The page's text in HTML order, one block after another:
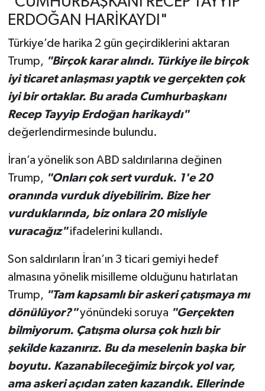
ERDOĞAN HARİKAYDI"
Türkiye’de harika 2 gün geçirdiklerini aktaran
Trump, "Birçok karar alındı. Türkiye ile birçok
iyi ticaret anlaşması yaptık ve gerçekten çok
iyi bir ortaklar. Bu arada Cumhurbaşkanı
Recep Tayyip Erdoğan harikaydı"
değerlendirmesinde bulundu.
İran’a yönelik son ABD saldırılarına değinen
Trump, "Onları çok sert vurduk. 1'e 20
oranında vurduk diyebilirim. Bize her
vurduklarında, biz onlara 20 misliyle
vuracağız"ifadelerini kullandı.
Son saldırıların İran’ın 3 ticari gemiyi hedef
almasına yönelik misilleme olduğunu hatırlatan
Trump, "Tam kapsamlı bir askeri çatışmaya mı
dönülüyor?"yönündeki soruya "Gerçekten
bilmiyorum. Çatışma olursa çok hızlı bir
şekilde kazanırız. Bu da meselenin başka bir
boyutu. Kazanabileceğimiz birçok yol var,
ama askeri açıdan zaten kazandık. Ellerinde